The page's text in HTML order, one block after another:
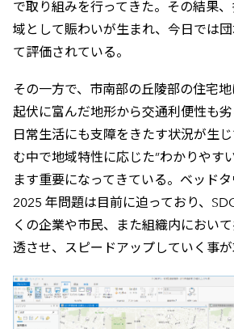
で取り組みを行ってきた。その結果
域として賑わいが生まれ、今日では
て評価されている。
その一方で、市南部の丘陵部の住宅地
起伏に富んだ地形から交通利便性も
日常生活にも支障をきたす状況が生
む中で地域特性に応じた”わかりやす
ます重要になってきている。ベッド
2025 年問題は目前に迫っており、
くの企業や市民、また組織内におい
透させ、スピードアップしていく事が